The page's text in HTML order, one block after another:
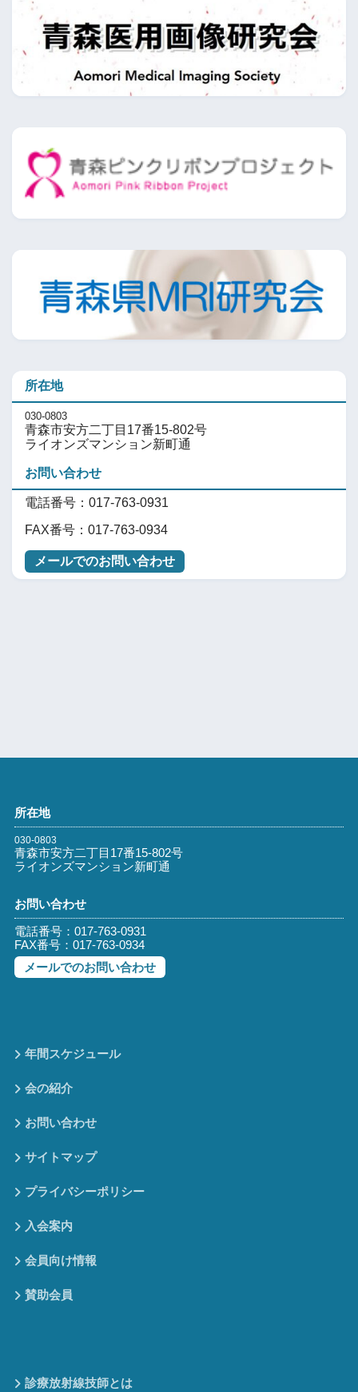
所在地
030-0803
青森市安方二丁目17番15-802号
ライオンズマンション新町通
お問い合わせ
電話番号：017-763-0931
FAX番号：017-763-0934
メールでのお問い合わせ
所在地
030-0803
青森市安方二丁目17番15-802号
ライオンズマンション新町通
お問い合わせ
電話番号：017-763-0931
FAX番号：017-763-0934
メールでのお問い合わせ
年間スケジュール
会の紹介
お問い合わせ
サイトマップ
プライバシーポリシー
入会案内
会員向け情報
賛助会員
診療放射線技師とは